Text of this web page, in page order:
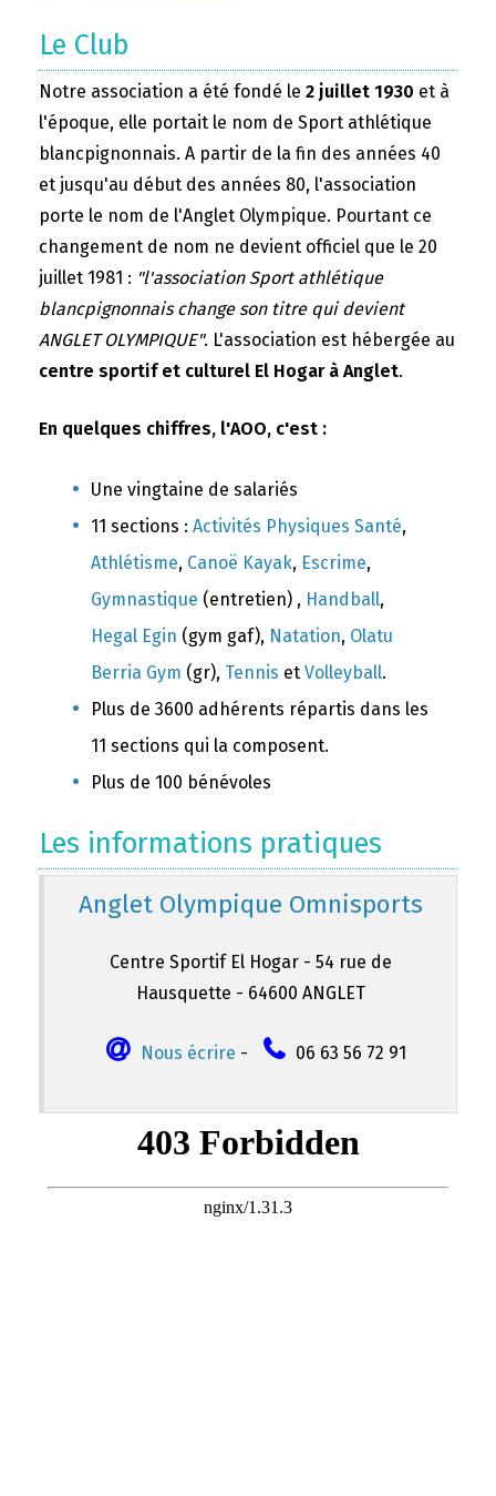
Le Club
Notre association a été fondé le 2 juillet 1930 et à
l'époque, elle portait le nom de Sport athlétique
blancpignonnais. A partir de la fin des années 40
et jusqu'au début des années 80, l'association
porte le nom de l'Anglet Olympique. Pourtant ce
changement de nom ne devient officiel que le 20
juillet 1981 : "l'association Sport athlétique
blancpignonnais change son titre qui devient
ANGLET OLYMPIQUE". L'association est hébergée au
centre sportif et culturel El Hogar à Anglet.
En quelques chiffres, l'AOO, c'est :
Une vingtaine de salariés
11 sections : Activités Physiques Santé,
Athlétisme, Canoë Kayak, Escrime,
Gymnastique (entretien) , Handball,
Hegal Egin (gym gaf), Natation, Olatu
Berria Gym (gr), Tennis et Volleyball.
Plus de 3600 adhérents répartis dans les
11 sections qui la composent.
Plus de 100 bénévoles
Les informations pratiques
Anglet Olympique Omnisports
Centre Sportif El Hogar - 54 rue de
Hausquette - 64600 ANGLET
Nous écrire - 06 63 56 72 91